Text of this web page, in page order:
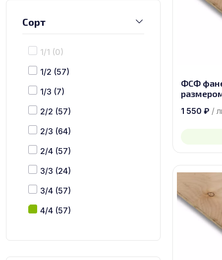
Сорт
1/1 (0)
1/2 (57)
1/3 (7)
2/2 (57)
2/3 (64)
2/4 (57)
3/3 (24)
3/4 (57)
4/4 (57)
ФСФ
1 550 ₽ /